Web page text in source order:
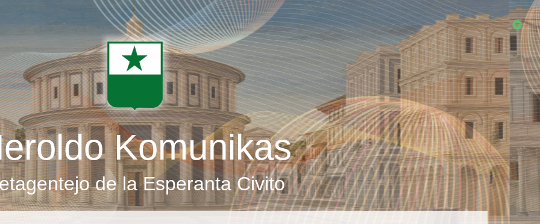
Komunikas
de la Esperanta Civito